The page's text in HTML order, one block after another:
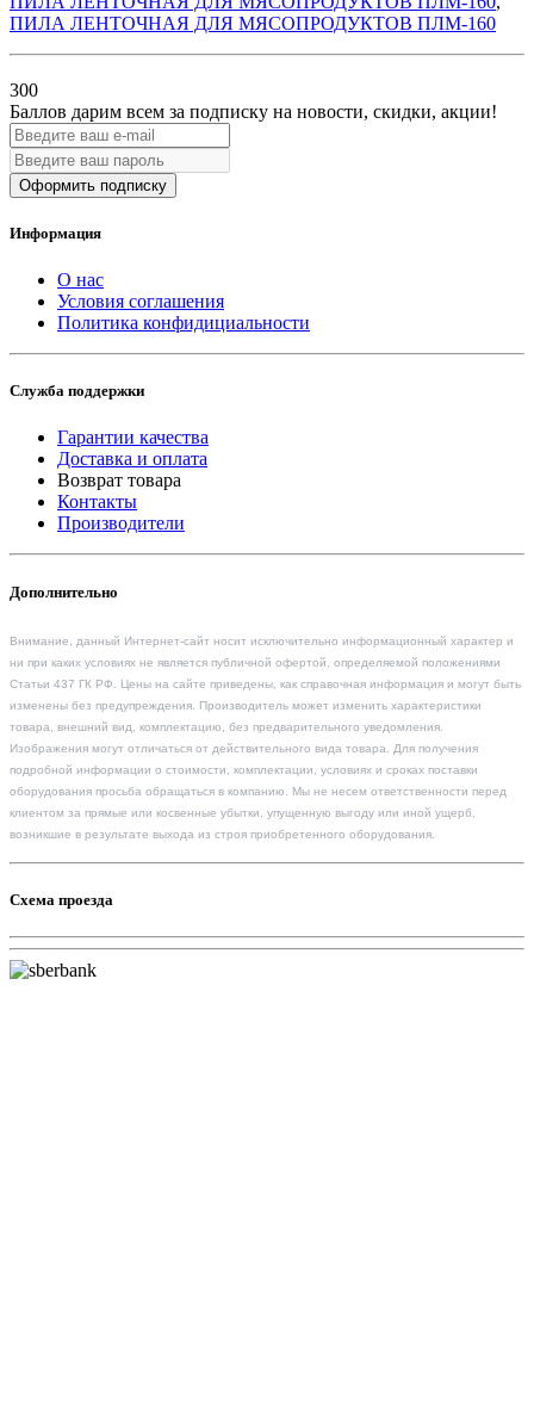
ПИЛА ЛЕНТОЧНАЯ ДЛЯ МЯСОПРОДУКТОВ ПЛМ-160
300
Баллов дарим всем за подписку на новости, скидки, акции!
Оформить подписку
Информация
О нас
Условия соглашения
Политика конфидициальности
Служба поддержки
Гарантии качества
Доставка и оплата
Возврат товара
Контакты
Производители
Дополнительно
Внимание, данный Интернет-сайт носит исключительно информационный характер и
ни при каких условиях не является публичной офертой, определяемой положениями
Статьи 437 ГК РФ. Цены на сайте приведены, как справочная информация и могут быть
изменены без предупреждения. Производитель может изменить характеристики
товара, внешний вид, комплектацию, без предварительного уведомления.
Изображения могут отличаться от действительного вида товара. Для получения
подробной информации о стоимости, комплектации, условиях и сроках поставки
оборудования просьба обращаться в компанию. Мы не несем ответственности перед
клиентом за прямые или косвенные убытки, упущенную выгоду или иной ущерб,
возникшие в результате выхода из строя приобретенного оборудования.
Схема проезда